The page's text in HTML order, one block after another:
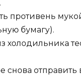
противень
бумагу).
холодильника
снова отправить